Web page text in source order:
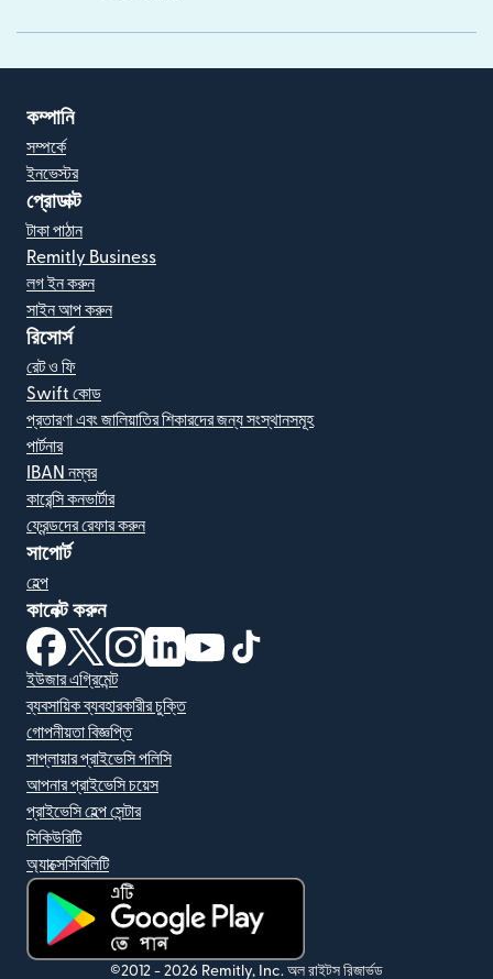
কম্পানি
সম্পর্কে
ইনভেস্টর
প্রোডাক্ট
টাকা পাঠান
Remitly Business
লগ ইন করুন
সাইন আপ করুন
রিসোর্স
রেট ও ফি
Swift কোড
প্রতারণা এবং জালিয়াতির শিকারদের জন্য সংস্থানসমূহ
পার্টনার
IBAN নম্বর
কারেন্সি কনভার্টার
ফ্রেন্ডদের রেফার করুন
সাপোর্ট
হেল্প
কানেক্ট করুন
(নতুন উইন্ডোতে খুলবে)
(নতুন উইন্ডোতে খুলবে)
(নতুন উইন্ডোতে খুলবে)
(নতুন উইন্ডোতে খুলবে)
(নতুন উইন্ডোতে খুলবে)
ইউজার এগ্রিমেন্ট
ব্যবসায়িক ব্যবহারকারীর চুক্তি
গোপনীয়তা বিজ্ঞপ্তি
সাপ্লায়ার প্রাইভেসি পলিসি
আপনার প্রাইভেসি চয়েস
প্রাইভেসি হেল্প সেন্টার
সিকিউরিটি
অ্যাক্সেসিবিলিটি
(নতুন উইন্ডোতে খুলবে)
©2012 - 2026 Remitly, Inc. অল রাইটস রিজার্ভড